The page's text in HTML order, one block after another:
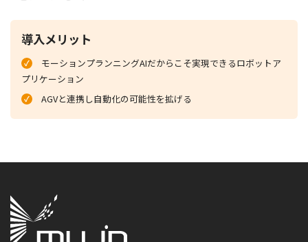
導入メリット
モーションプランニングAIだからこそ実現できるロボットア
プリケーション
AGVと連携し自動化の可能性を拡げる